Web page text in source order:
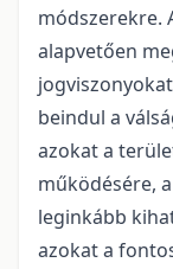
módszerekre.
alapvetően
beindul a
azokat a
működésére,
leginkább
azokat a